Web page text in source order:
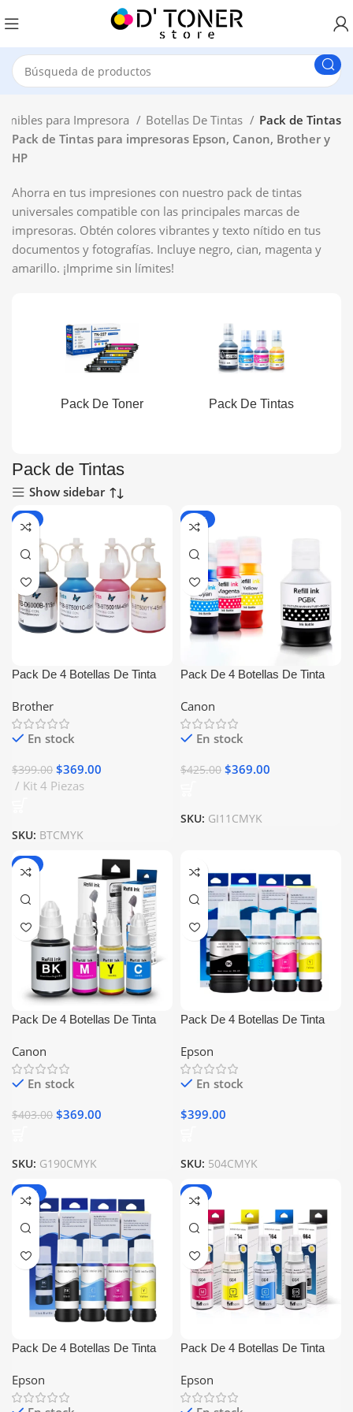
para Impresora Botellas De Tintas
Pack de Tintas
Pack de Tintas para impresoras Epson, Canon, Brother y
HP
Ahorra en tus impresiones con nuestro pack de tintas
universales compatible con las principales marcas de
impresoras. Obtén colores vibrantes y texto nítido en tus
documentos y fotografías. Incluye negro, cian, magenta y
amarillo. ¡Imprime sin límites!
Pack De Toner Pack De Tintas
Pack de Tintas
Show sidebar
-8%
Pack De 4 Botellas De Tinta
Generico
Brother
En stock
$399.00 $369.00
Kit 4 Piezas
SKU: BTCMYK
-13%
Pack De 4 Botellas De Tinta
Canon
En stock
$425.00 $369.00
SKU: GI11CMYK
-8%
Pack De 4 Botellas De Tinta
Canon
En stock
$403.00 $369.00
SKU: G190CMYK
Pack De 4 Botellas De Tinta
Epson
En stock
$399.00
SKU: 504CMYK
-15%
Pack De 4 Botellas De Tinta
Epson
-7%
Pack De 4 Botellas De Tinta
Epson